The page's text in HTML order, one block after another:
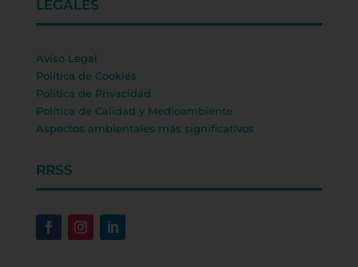
LEGALES
Aviso Legal
Política de Cookies
Política de Privacidad
Política de Calidad y Medioambiente
Aspectos ambientales más significativos
RRSS